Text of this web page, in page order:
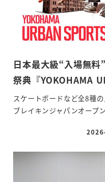
日本最大級“入場無料
祭典『YOKOHAMA
スケートボードなど全8種
ブレイキンジャパンオー
投稿日